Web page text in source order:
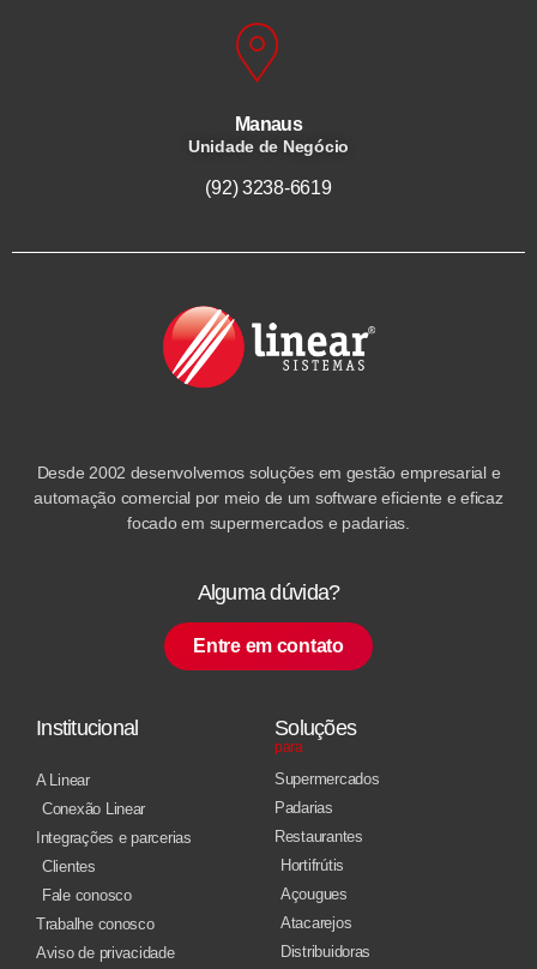
Manaus
Unidade de Negócio
(92) 3238-6619
Desde 2002 desenvolvemos soluções em gestão empresarial e
automação comercial por meio de um software eficiente e eficaz
focado em supermercados e padarias.
Alguma dúvida?
Entre em contato
Institucional
A Linear
Conexão Linear
Integrações e parcerias
Clientes
Fale conosco
Trabalhe conosco
Aviso de privacidade
Soluções
para
Supermercados
Padarias
Restaurantes
Hortifrútis
Açougues
Atacarejos
Distribuidoras